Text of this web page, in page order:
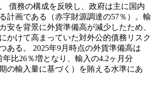
債務の構成を反映し、政府は主に国内
計画である（赤字財源調達の57％）。輸
安を背景に外貨準備高が減少したため、
かけて高まっていた対外公的債務リスク
ある。 2025年9月時点の外貨準備高は
年比26％増となり、輸入の4.2ヶ月分
期の輸入量に基づく）を賄える水準にあ